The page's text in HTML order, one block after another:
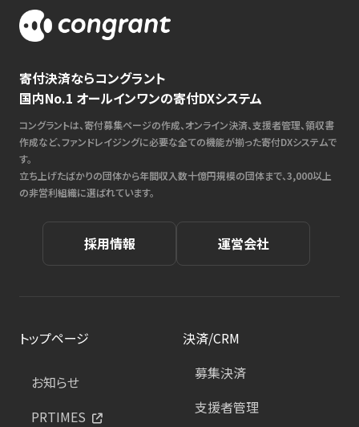
寄付決済ならコングラント
国内No.1 オールインワンの寄付DXシステム
コングラントは、寄付募集ページの作成、オンライン決済、支援者管理、領収書
作成など、ファンドレイジングに必要な全ての機能が揃った寄付DXシステムで
す。
立ち上げたばかりの団体から年間収入数十億円規模の団体まで、3,000以上
の非営利組織に選ばれています。
採用情報 運営会社
トップページ
お知らせ
PRTIMES
決済/CRM
募集決済
支援者管理